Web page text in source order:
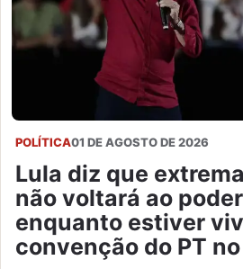
POLÍTICA01 DE AGOSTO DE 2026
Lula diz que
não voltará ao poder
enquanto estiver
convenção do PT